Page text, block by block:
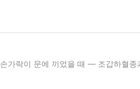
손가락이 문에 끼었을 때 — 조갑하혈종